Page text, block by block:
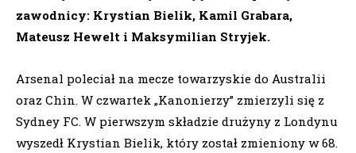
zawodnicy: Krystian Bielik, Kamil Grabara,
Mateusz Hewelt i Maksymilian Stryjek.
Arsenal poleciał na mecze towarzyskie do Australii
oraz Chin. W czwartek „Kanonierzy” zmierzyli się z
Sydney FC. W pierwszym składzie drużyny z Londynu
wyszedł Krystian Bielik, który został zmieniony w 68.